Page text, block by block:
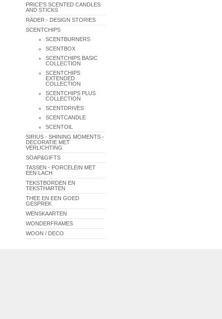
PRICE'S SCENTED CANDLES
AND STICKS
RÄDER - DESIGN STORIES
SCENTCHIPS
SCENTBURNERS
SCENTBOX
SCENTCHIPS BASIC
COLLECTION
SCENTCHIPS
EXTENDED
COLLECTION
SCENTCHIPS PLUS
COLLECTION
SCENTDRIVES
SCENTCANDLE
SCENTOIL
SIRIUS - SHINING MOMENTS -
DECORATIE MET
VERLICHTING
SOAP&GIFTS
TASSEN - PORCELEIN MET
EEN LACH
TEKSTBORDEN EN
TEKSTHARTEN
THEE EN EEN GOED
GESPREK
WENSKAARTEN
WONDERFRAMES
WOON / DECO